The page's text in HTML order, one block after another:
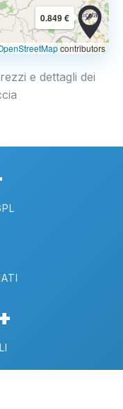
0.849 €
contributors
e dettagli dei